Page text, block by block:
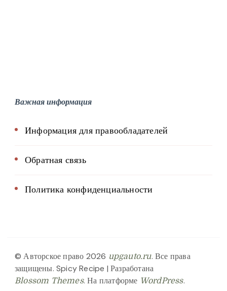
Важная информация
Информация для правообладателей
Обратная связь
Политика конфиденциальности
© Авторское право 2026 upgauto.ru. Все права
защищены. Spicy Recipe | Разработана
Blossom Themes. На платформе WordPress.